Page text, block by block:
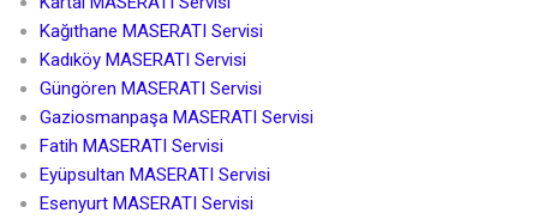
Kağıthane MASERATI Servisi
Kadıköy MASERATI Servisi
Güngören MASERATI Servisi
Gaziosmanpaşa MASERATI Servisi
Fatih MASERATI Servisi
Eyüpsultan MASERATI Servisi
Esenyurt MASERATI Servisi